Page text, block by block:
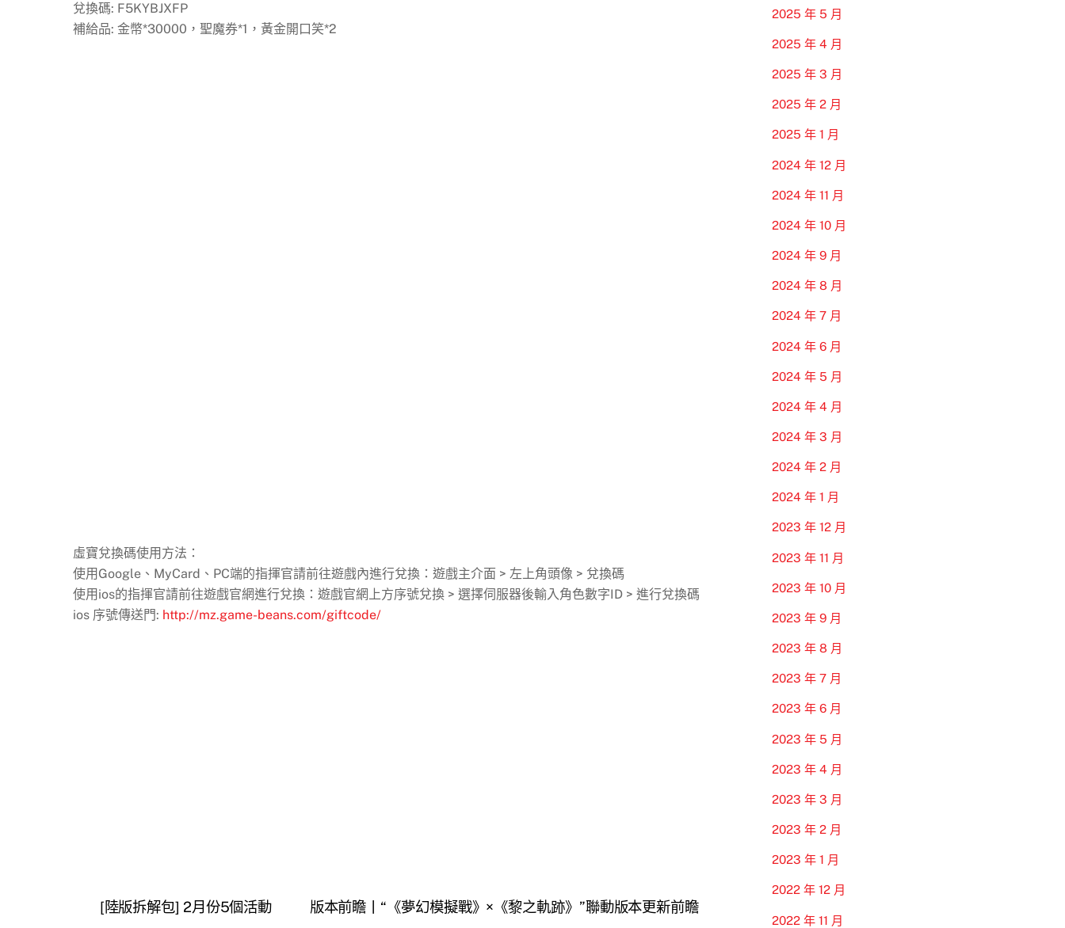
兌換碼: F5KYBJXFP
補給品: 金幣*30000，聖魔券*1，黃金開口笑*2
虛寶兌換碼使用方法：
使用Google、MyCard、PC端的指揮官請前往遊戲內進行兌換：遊戲主介面 > 左上角頭像 > 兌換碼
使用ios的指揮官請前往遊戲官網進行兌換：遊戲官網上方序號兌換 > 選擇伺服器後輸入角色數字ID > 進行兌換碼
ios 序號傳送門: http://mz.game-beans.com/giftcode/
[陸版拆解包] 2月份5個活動 版本前瞻丨“《夢幻模擬戰》×《黎之軌跡》”聯動版本更新前瞻
2025 年 5 月
2025 年 4 月
2025 年 3 月
2025 年 2 月
2025 年 1 月
2024 年 12 月
2024 年 11 月
2024 年 10 月
2024 年 9 月
2024 年 8 月
2024 年 7 月
2024 年 6 月
2024 年 5 月
2024 年 4 月
2024 年 3 月
2024 年 2 月
2024 年 1 月
2023 年 12 月
2023 年 11 月
2023 年 10 月
2023 年 9 月
2023 年 8 月
2023 年 7 月
2023 年 6 月
2023 年 5 月
2023 年 4 月
2023 年 3 月
2023 年 2 月
2023 年 1 月
2022 年 12 月
2022 年 11 月